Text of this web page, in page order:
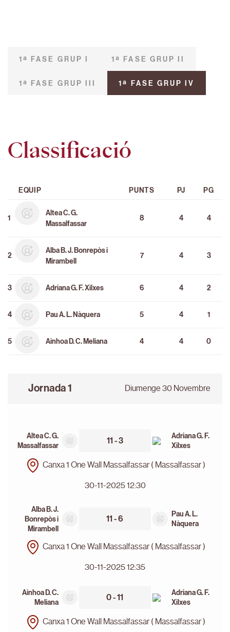
1ª FASE GRUP I 1ª FASE GRUP II
1ª FASE GRUP III 1ª FASE GRUP IV
Classificació
EQUIP PUNTS PJ PG
1
Altea C. G.
Massalfassar
8 4 4
2
Alba B. J. Bonrepòs i
Mirambell
7 4 3
3 Adriana G. F. Xilxes 6 4 2
4 Pau A. L. Nàquera 5 4 1
5 Ainhoa D. C. Meliana 4 4 0
Jornada 1 Diumenge 30 Novembre
Altea C. G.
Massalfassar
11 - 3
Adriana G. F.
Xilxes
Canxa 1 One Wall Massalfassar ( Massalfassar )
30-11-2025 12:30
Alba B. J.
Bonrepòs i
Mirambell
11 - 6
Pau A. L.
Nàquera
Canxa 1 One Wall Massalfassar ( Massalfassar )
30-11-2025 12:35
Ainhoa D. C.
Meliana
0 - 11
Adriana G. F.
Xilxes
Canxa 1 One Wall Massalfassar ( Massalfassar )